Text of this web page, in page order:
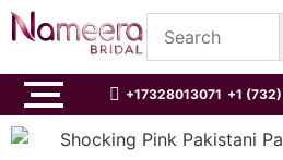
+17328013071 +1